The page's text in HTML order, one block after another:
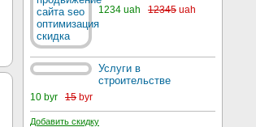
1234 uah 12345 uah
Услуги в
строительстве
10 byr 15 byr
Добавить скидку